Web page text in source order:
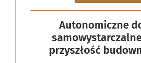
Autonomiczne
przyszłość